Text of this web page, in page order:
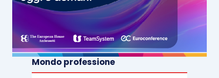
Mondo professione